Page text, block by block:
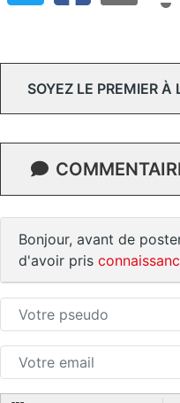
SOYEZ LE PREMIER
Bonjour, avant de
d'avoir pris